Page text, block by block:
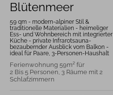
Blütenmeer
59 qm - modern-alpiner Stil &
traditionelle Materialien - heimeliger
Ess- und Wohnbereich mit integrierter
Küche - private Infrarotsauna-
bezaubernder Ausblick vom Balkon -
ideal für Paare, 3-Personen-Haushalt
Ferienwohnung 59m² für
2 Bis 5 Personen, 3 Räume mit 2
Schlafzimmern